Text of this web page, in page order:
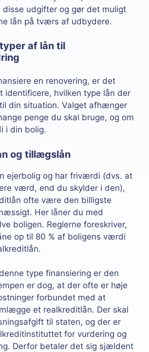
disse udgifter og gør det muligt
lån på tværs af udbydere.
af lån til
en renovering, er det
identificere, hvilken type lån der
din situation. Valget afhænger
penge du skal bruge, og om
i din bolig.
og tillægslån
ejerbolig og har friværdi (dvs. at
værd, end du skylder i den),
ofte være den billigste
Her låner du med
boligen. Reglerne foreskriver,
op til 80 % af boligens værdi
type finansiering er den
er dog, at der ofte er høje
forbundet med at
et realkreditlån. Der skal
til staten, og der er
for vurdering og
Derfor betaler det sig sjældent